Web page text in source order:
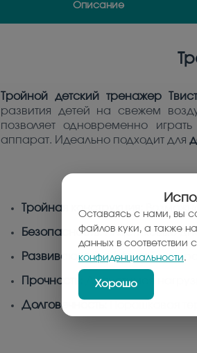
Описание
Тройной детский тренажер
развития детей на свежем
позволяет одновременно
аппарат. Идеально подходит для
Тройная конструкция:
Безопасность:Пластиковые
Развивающий эффект:
Прочность: Допустимая
Долговечность: Порошковая
Оставаясь с нами, вы
файлов куки, а также
данных в соответствии с
конфиденциальности.
Хорошо